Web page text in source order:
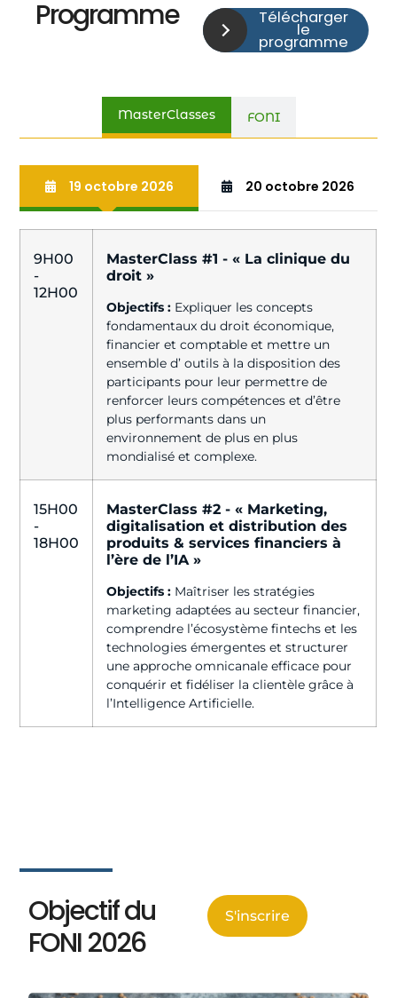
Programme Télécharger
le
programme
MasterClasses FONI
19 octobre 2026 20 octobre 2026
9H00
-
12H00
MasterClass #1 - « La clinique du
droit »
Objectifs : Expliquer les concepts
fondamentaux du droit économique,
financier et comptable et mettre un
ensemble d’ outils à la disposition des
participants pour leur permettre de
renforcer leurs compétences et d’être
plus performants dans un
environnement de plus en plus
mondialisé et complexe.
15H00
-
18H00
MasterClass #2 - « Marketing,
digitalisation et distribution des
produits & services financiers à
l’ère de l’IA »
Objectifs : Maîtriser les stratégies
marketing adaptées au secteur financier,
comprendre l’écosystème fintechs et les
technologies émergentes et structurer
une approche omnicanale efficace pour
conquérir et fidéliser la clientèle grâce à
l’Intelligence Artificielle.
Objectif du
FONI 2026
S'inscrire